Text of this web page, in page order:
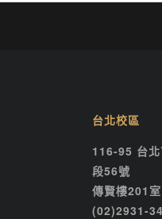
台北校區
116-95 台
段56號
傳賢樓201室
(02)2931-